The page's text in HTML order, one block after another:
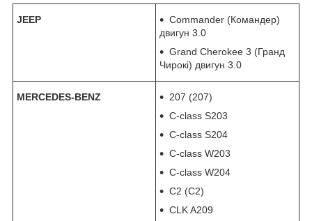
JEEP
Commander (Командер)
двигун 3.0
Grand Cherokee 3 (Гранд
Чирокі) двигун 3.0
MERCEDES-BENZ
207 (207)
C-class S203
C-class S204
C-class W203
C-class W204
C2 (С2)
CLK A209